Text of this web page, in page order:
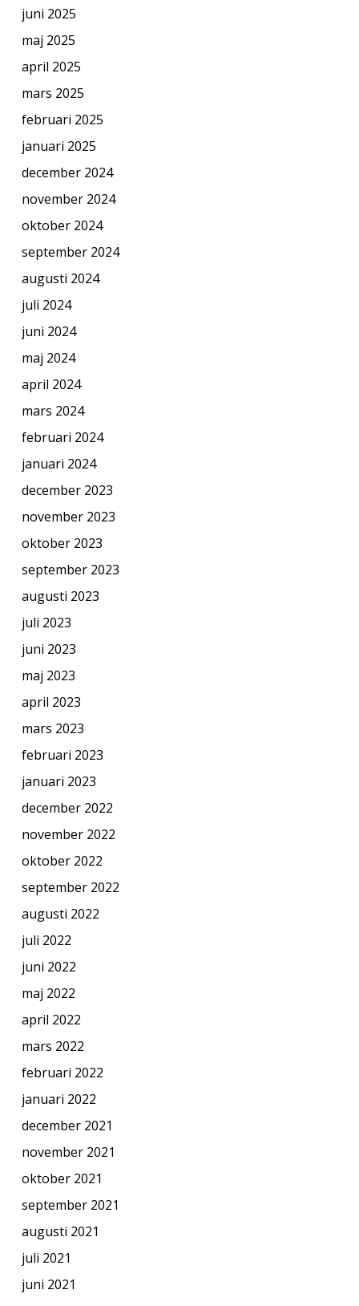
juni 2025
maj 2025
april 2025
mars 2025
februari 2025
januari 2025
december 2024
november 2024
oktober 2024
september 2024
augusti 2024
juli 2024
juni 2024
maj 2024
april 2024
mars 2024
februari 2024
januari 2024
december 2023
november 2023
oktober 2023
september 2023
augusti 2023
juli 2023
juni 2023
maj 2023
april 2023
mars 2023
februari 2023
januari 2023
december 2022
november 2022
oktober 2022
september 2022
augusti 2022
juli 2022
juni 2022
maj 2022
april 2022
mars 2022
februari 2022
januari 2022
december 2021
november 2021
oktober 2021
september 2021
augusti 2021
juli 2021
juni 2021